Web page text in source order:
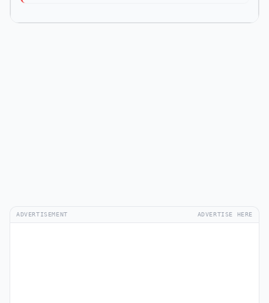
ADVERTISEMENT ADVERTISE HERE